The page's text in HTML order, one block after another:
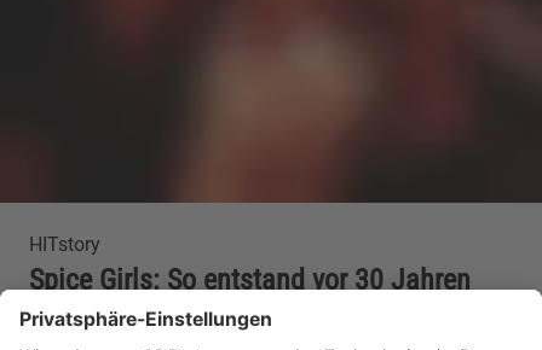
HITstory
Spice Girls: So entstand vor 30 Jahren
der Hit "Wannabe"